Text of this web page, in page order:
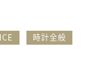
時計全般